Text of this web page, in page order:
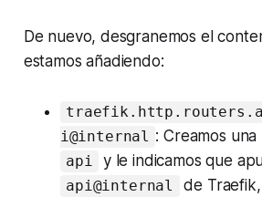
De nuevo, desgranemos el
estamos añadiendo:
i@internal : Creamos
api y le indicamos que
api@internal
de